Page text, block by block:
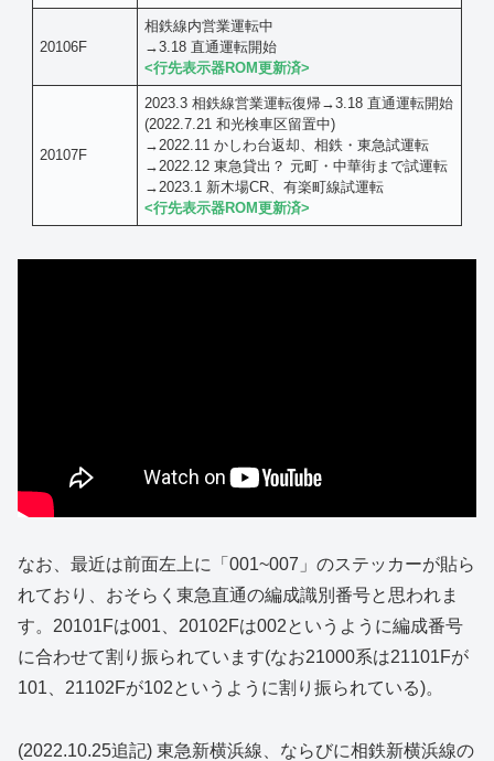
20106F
相鉄線内営業運転中
→3.18 直通運転開始
<行先表示器ROM更新済>
20107F
2023.3 相鉄線営業運転復帰→3.18 直通運転開始
(2022.7.21 和光検車区留置中)
→2022.11 かしわ台返却、相鉄・東急試運転
→2022.12 東急貸出？ 元町・中華街まで試運転
→2023.1 新木場CR、有楽町線試運転
<行先表示器ROM更新済>
なお、最近は前面左上に「001~007」のステッカーが貼ら
れており、おそらく東急直通の編成識別番号と思われま
す。20101Fは001、20102Fは002というように編成番号
に合わせて割り振られています(なお21000系は21101Fが
101、21102Fが102というように割り振られている)。
(2022.10.25追記) 東急新横浜線、ならびに相鉄新横浜線の